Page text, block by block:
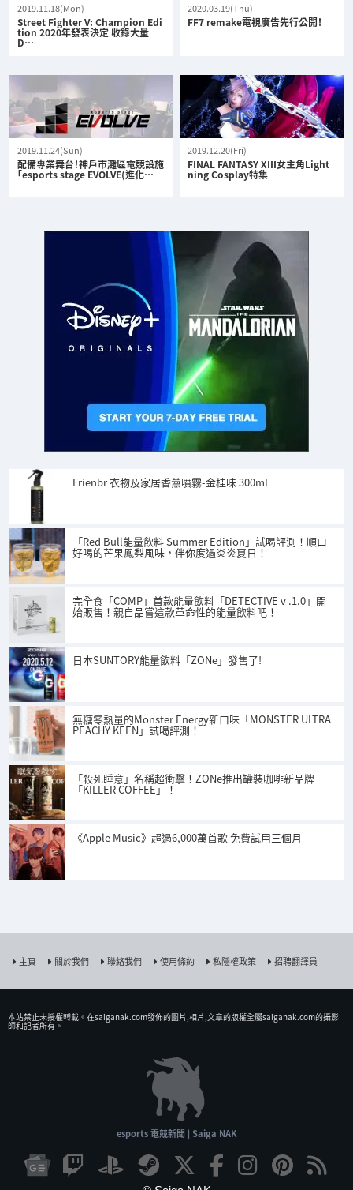
2019.11.18(Mon)
Street Fighter V: Champion Edi
tion 2020年發表決定 收錄大量
D…
2020.03.19(Thu)
FF7 remake電視廣告先行公開！
2019.11.24(Sun)
配備專業舞台！神戶市灘區電競設施
「esports stage EVOLVE(進化…
2019.12.20(Fri)
FINAL FANTASY XIII女主角Light
ning Cosplay特集
Frienbr 衣物及家居香薰噴霧-金桂味 300mL
「Red Bull能量飲料 Summer Edition」試喝評測！順口
好喝的芒果鳳梨風味，伴你度過炎炎夏日！
完全食「COMP」首款能量飲料「DETECTIVE v .1.0」開
始販售！親自品嘗這款革命性的能量飲料吧！
日本SUNTORY能量飲料「ZONe」發售了!
無糖零熱量的Monster Energy新口味「MONSTER ULTRA
PEACHY KEEN」試喝評測！
「殺死睡意」名稱超衝擊！ZONe推出罐裝咖啡新品牌
「KILLER COFFEE」！
《Apple Music》超過6,000萬首歌 免費試用三個月
主頁 關於我們 聯絡我們 使用條約 私隱權政策 招聘翻譯員
本站禁止未授權𨍭載。在saiganak.com發佈的圖片,相片,文章的版權全屬saiganak.com的攝影
師和記者所有。
esports 電競新聞 | Saiga NAK